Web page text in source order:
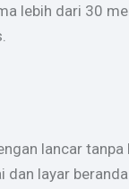
lebih dari 30
lancar
layar